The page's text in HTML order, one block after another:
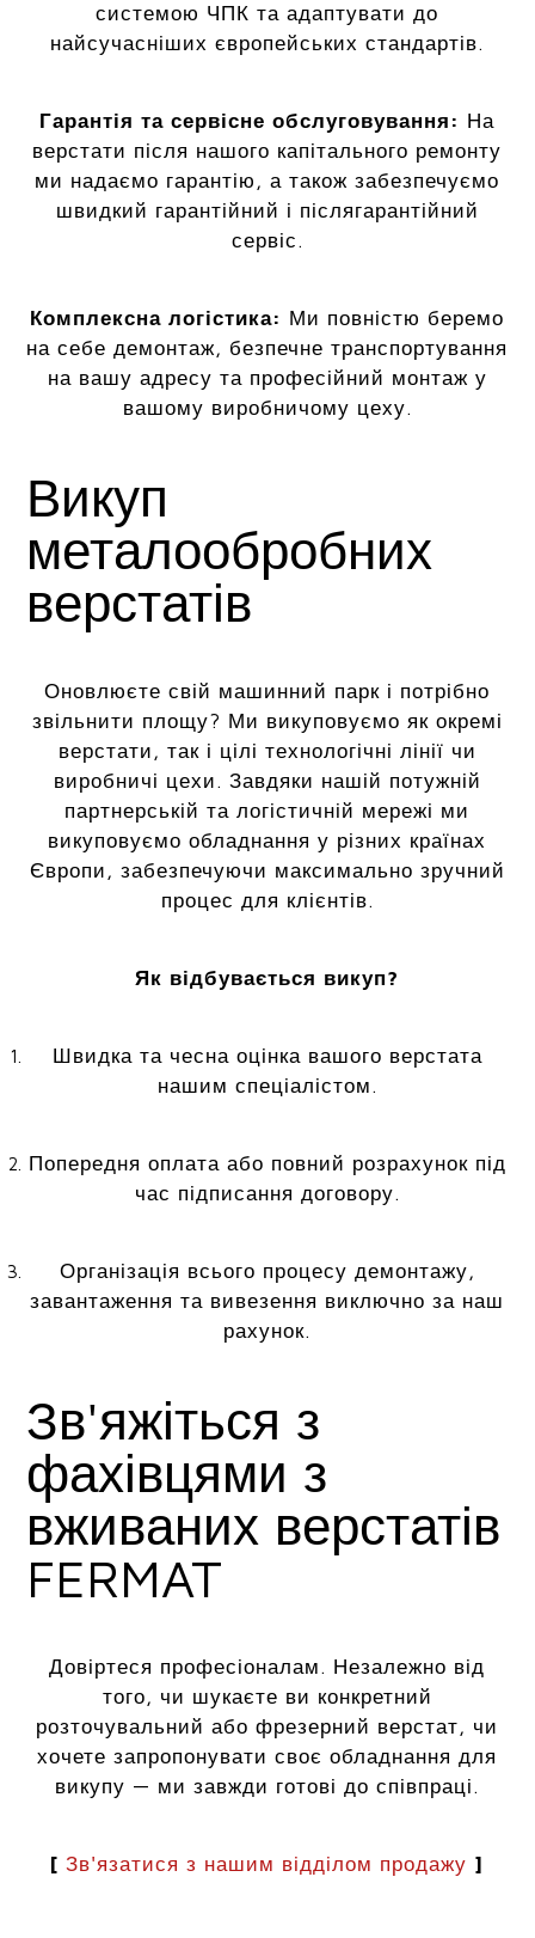
системою ЧПК та адаптувати до
найсучасніших європейських стандартів.
Гарантія та сервісне обслуговування: На
верстати після нашого капітального ремонту
ми надаємо гарантію, а також забезпечуємо
швидкий гарантійний і післягарантійний
сервіс.
Комплексна логістика: Ми повністю беремо
на себе демонтаж, безпечне транспортування
на вашу адресу та професійний монтаж у
вашому виробничому цеху.
Викуп
металообробних
верстатів
Оновлюєте свій машинний парк і потрібно
звільнити площу? Ми викуповуємо як окремі
верстати, так і цілі технологічні лінії чи
виробничі цехи. Завдяки нашій потужній
партнерській та логістичній мережі ми
викуповуємо обладнання у різних країнах
Європи, забезпечуючи максимально зручний
процес для клієнтів.
Як відбувається викуп?
Швидка та чесна оцінка вашого верстата
нашим спеціалістом.
Попередня оплата або повний розрахунок під
час підписання договору.
Організація всього процесу демонтажу,
завантаження та вивезення виключно за наш
рахунок.
Зв'яжіться з
фахівцями з
вживаних верстатів
FERMAT
Довіртеся професіоналам. Незалежно від
того, чи шукаєте ви конкретний
розточувальний або фрезерний верстат, чи
хочете запропонувати своє обладнання для
викупу — ми завжди готові до співпраці.
[Зв'язатися з нашим відділом продажу ]